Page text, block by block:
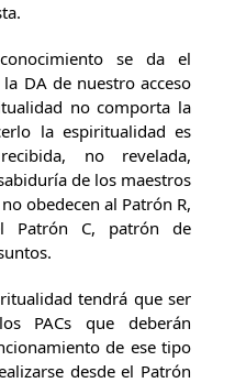
se da el
DA de nuestro acceso
no comporta la
la espiritualidad es
no revelada,
de los maestros
obedecen al Patrón R,
Patrón C, patrón de
tendrá que ser
PACs que deberán
de ese tipo
desde el Patrón